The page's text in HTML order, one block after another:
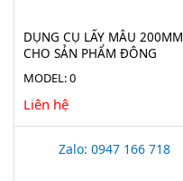
DỤNG CỤ LẤY MẪU 200MM
CHO SẢN PHẨM ĐÔNG
5323-2010
MODEL: 0
Liên hệ
Zalo: 0947 166 718